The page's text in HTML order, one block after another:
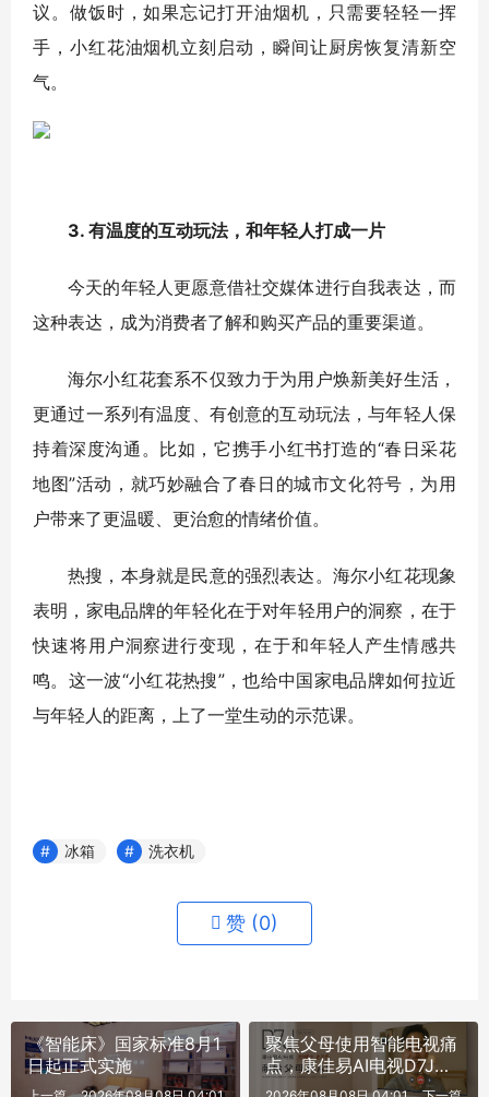
议。做饭时，如果忘记打开油烟机，只需要轻轻一挥
手，小红花油烟机立刻启动，瞬间让厨房恢复清新空
气。
3. 有温度的互动玩法，和年轻人打成一片
今天的年轻人更愿意借社交媒体进行自我表达，而
这种表达，成为消费者了解和购买产品的重要渠道。
海尔小红花套系不仅致力于为用户焕新美好生活，
更通过一系列有温度、有创意的互动玩法，与年轻人保
持着深度沟通。比如，它携手小红书打造的“春日采花
地图”活动，就巧妙融合了春日的城市文化符号，为用
户带来了更温暖、更治愈的情绪价值。
热搜，本身就是民意的强烈表达。海尔小红花现象
表明，家电品牌的年轻化在于对年轻用户的洞察，在于
快速将用户洞察进行变现，在于和年轻人产生情感共
鸣。这一波“小红花热搜”，也给中国家电品牌如何拉近
与年轻人的距离，上了一堂生动的示范课。
冰箱 洗衣机
赞 (0)
《智能床》国家标准8月1
日起正式实施
聚焦父母使用智能电视痛
点，康佳易AI电视D7J系
列让科技有温度